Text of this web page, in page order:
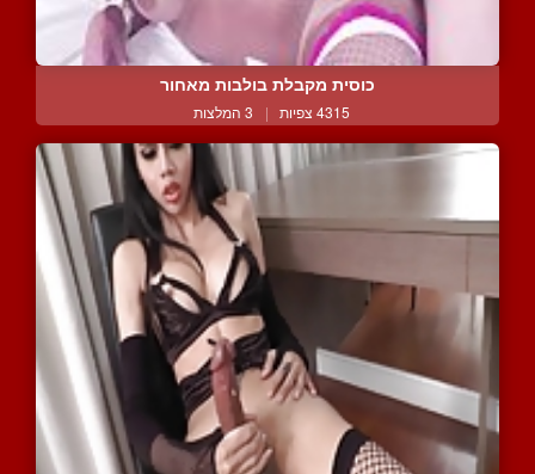
כוסית מקבלת בולבות מאחור
4315 צפיות | 3 המלצות